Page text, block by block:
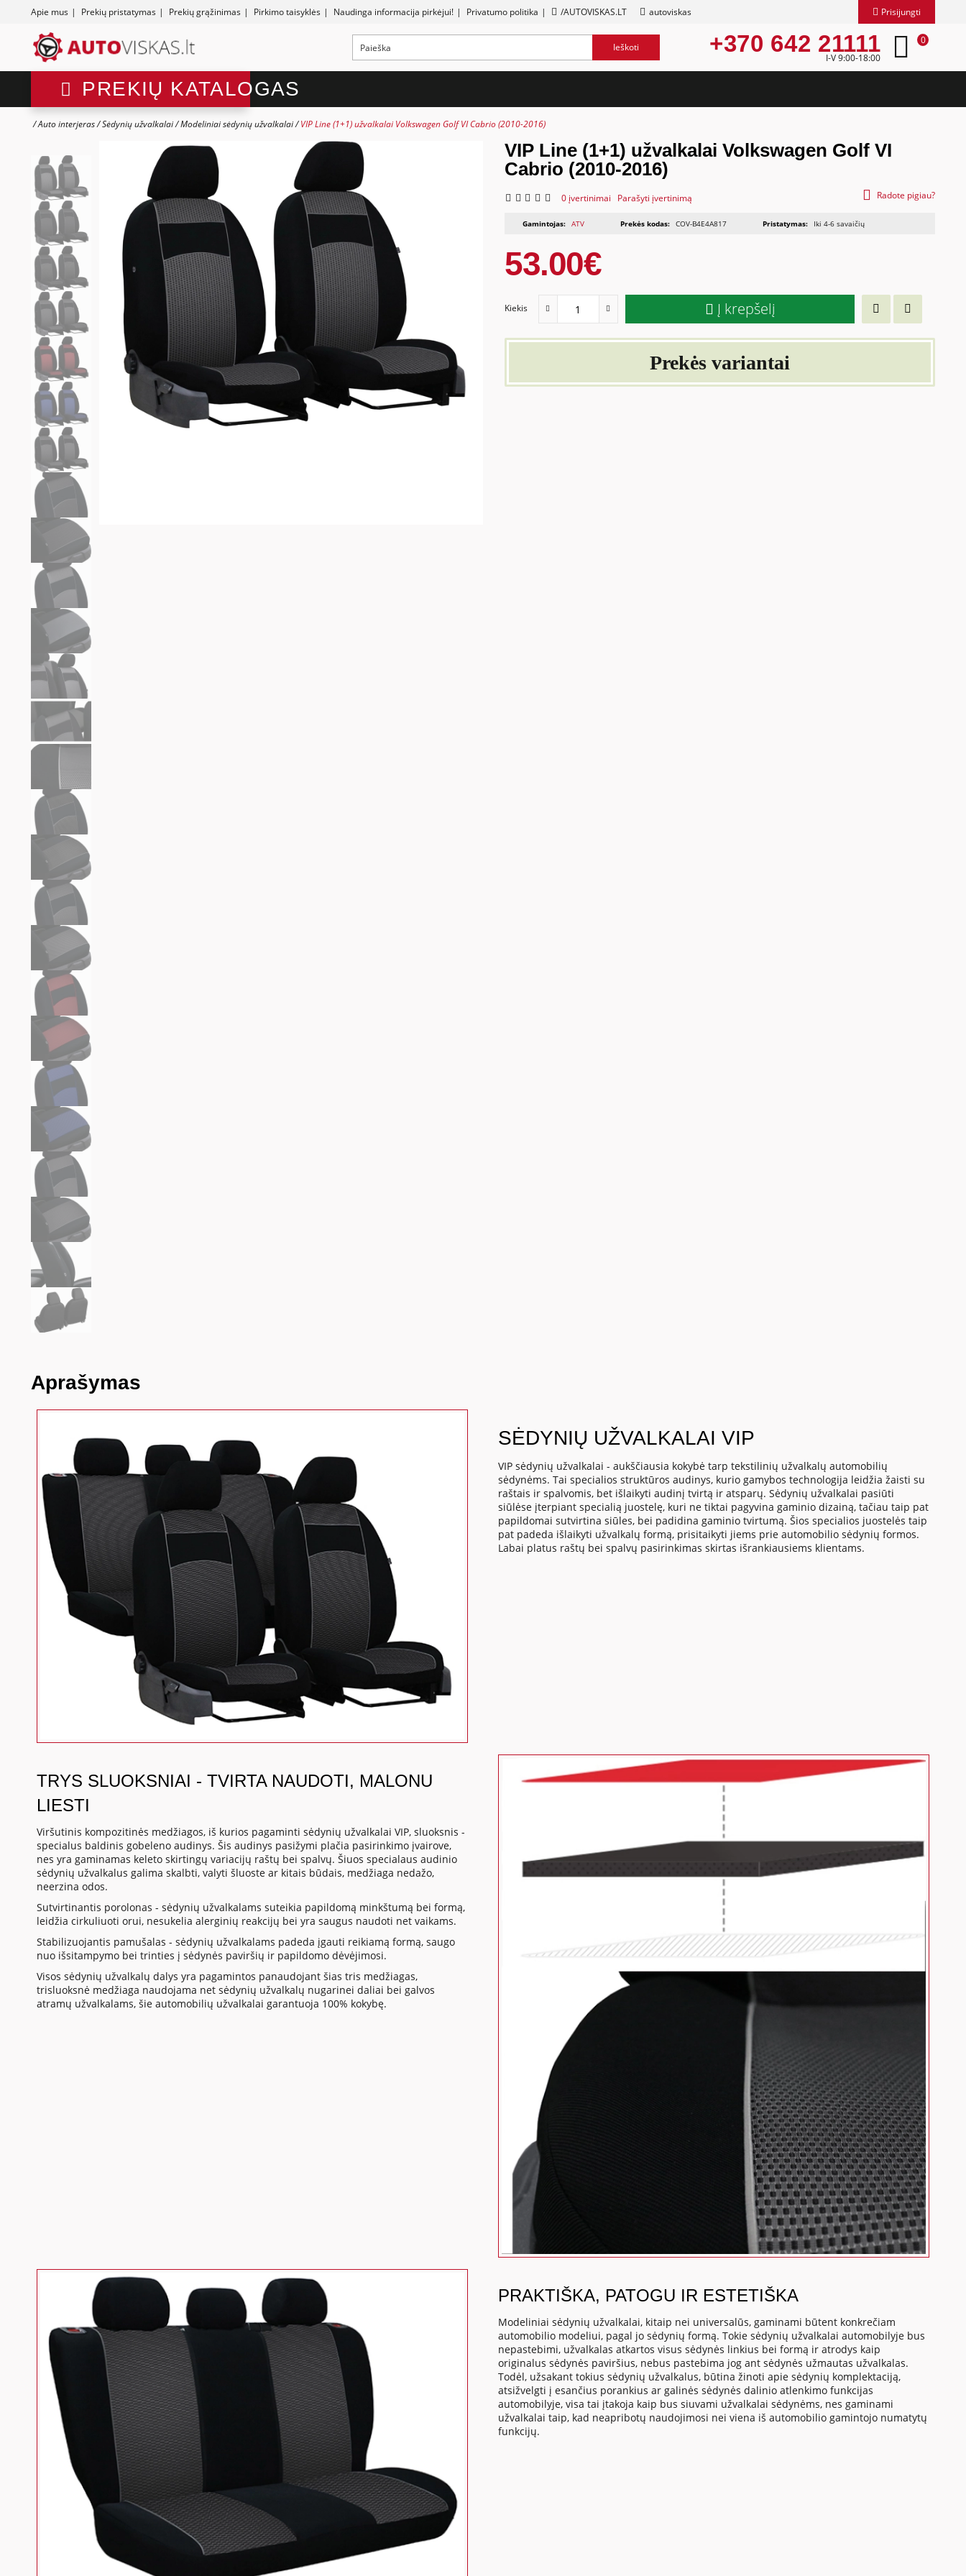
Apie mus | Prekių pristatymas | Prekių grąžinimas | Pirkimo taisyklės | Naudinga informacija pirkėjui! | Privatumo politika | /AUTOVISKAS.LT autoviskas Prisijungti
Ieškoti +370 642 21111
I-V 9:00-18:00
0
PREKIŲ KATALOGAS
Auto interjeras Sėdynių užvalkalai Modeliniai sėdynių užvalkalai VIP Line (1+1) užvalkalai Volkswagen Golf VI Cabrio (2010-2016)
VIP Line (1+1) užvalkalai Volkswagen Golf VI
Cabrio (2010-2016)
0 įvertinimai Parašyti įvertinimą Radote pigiau?
Gamintojas: ATV Prekės kodas: COV-B4E4A817 Pristatymas: Iki 4-6 savaičių
53.00€
Kiekis Į krepšelį
Prekės variantai
Aprašymas
SĖDYNIŲ UŽVALKALAI VIP
VIP sėdynių užvalkalai - aukščiausia kokybė tarp tekstilinių užvalkalų automobilių
sėdynėms. Tai specialios struktūros audinys, kurio gamybos technologija leidžia žaisti su
raštais ir spalvomis, bet išlaikyti audinį tvirtą ir atsparų. Sėdynių užvalkalai pasiūti
siūlėse įterpiant specialią juostelę, kuri ne tiktai pagyvina gaminio dizainą, tačiau taip pat
papildomai sutvirtina siūles, bei padidina gaminio tvirtumą. Šios specialios juostelės taip
pat padeda išlaikyti užvalkalų formą, prisitaikyti jiems prie automobilio sėdynių formos.
Labai platus raštų bei spalvų pasirinkimas skirtas išrankiausiems klientams.
TRYS SLUOKSNIAI - TVIRTA NAUDOTI, MALONU
LIESTI
Viršutinis kompozitinės medžiagos, iš kurios pagaminti sėdynių užvalkalai VIP, sluoksnis -
specialus baldinis gobeleno audinys. Šis audinys pasižymi plačia pasirinkimo įvairove,
nes yra gaminamas keleto skirtingų variacijų raštų bei spalvų. Šiuos specialaus audinio
sėdynių užvalkalus galima skalbti, valyti šluoste ar kitais būdais, medžiaga nedažo,
neerzina odos.
Sutvirtinantis porolonas - sėdynių užvalkalams suteikia papildomą minkštumą bei formą,
leidžia cirkuliuoti orui, nesukelia alerginių reakcijų bei yra saugus naudoti net vaikams.
Stabilizuojantis pamušalas - sėdynių užvalkalams padeda įgauti reikiamą formą, saugo
nuo išsitampymo bei trinties į sėdynės paviršių ir papildomo dėvėjimosi.
Visos sėdynių užvalkalų dalys yra pagamintos panaudojant šias tris medžiagas,
trisluoksnė medžiaga naudojama net sėdynių užvalkalų nugarinei daliai bei galvos
atramų užvalkalams, šie automobilių užvalkalai garantuoja 100% kokybę.
PRAKTIŠKA, PATOGU IR ESTETIŠKA
Modeliniai sėdynių užvalkalai, kitaip nei universalūs, gaminami būtent konkrečiam
automobilio modeliui, pagal jo sėdynių formą. Tokie sėdynių užvalkalai automobilyje bus
nepastebimi, užvalkalas atkartos visus sėdynės linkius bei formą ir atrodys kaip
originalus sėdynės paviršius, nebus pastebima jog ant sėdynės užmautas užvalkalas.
Todėl, užsakant tokius sėdynių užvalkalus, būtina žinoti apie sėdynių komplektaciją,
atsižvelgti į esančius porankius ar galinės sėdynės dalinio atlenkimo funkcijas
automobilyje, visa tai įtakoja kaip bus siuvami užvalkalai sėdynėms, nes gaminami
užvalkalai taip, kad neapribotų naudojimosi nei viena iš automobilio gamintojo numatytų
funkcijų.